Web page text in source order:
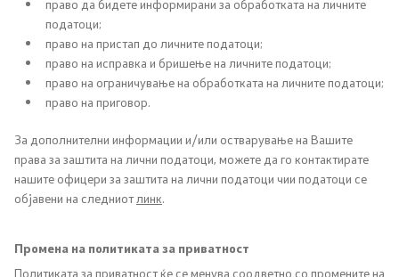
Национална рамка
Листа на активни регистри
Документи на АКВО и НС
Прописи
Правилници
право да бидете информирани за обработката на личните
податоци;
право на пристап до личните податоци;
право на исправка и бришење на личните податоци;
право на ограничување на обработката на личните податоци;
право на приговор.
За дополнителни информации и/или остварување на Вашите
права за заштита на лични податоци, можете да го контактирате
нашите офицери за заштита на лични податоци чии податоци се
објавени на следниотлинк.
Промена на политиката за приватност
Политиката за приватност ќе се менува соодветно со промените на